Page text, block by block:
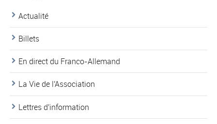
Actualité
Billets
En direct du Franco-Allemand
La Vie de l'Association
Lettres d'information